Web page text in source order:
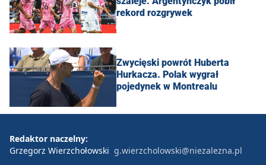
rekord rozgrywek
Zwycięski powrót Huberta
Hurkacza. Polak wygrał
pojedynek w Montrealu
Redaktor naczelny:
Grzegorz Wierzchołowski g.wierzcholowski@niezalezna.pl